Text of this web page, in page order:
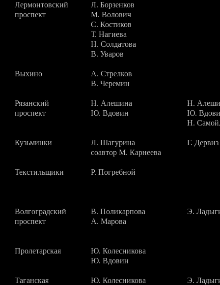
Лермонтовский
проспект
Л. Борзенков
М. Волович
С. Костиков
Т. Нагиева
Н. Солдатова
В. Уваров
Выхино
А. Стрелков
В. Черемин
Рязанский
проспект
Н. Алешина
Ю. Вдовин
Н.
Ю.
Н.
Кузьминки
Л. Шагурина
cоавтор М. Карнеева
Г. Дервиз
Текстильщики Р. Погребной
Волгоградский
проспект
В. Поликарпова
А. Марова
Э.
Пролетарская
Ю. Колесникова
Ю. Вдовин
Таганская
Ю. Колесникова
Э.